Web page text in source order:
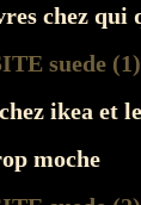
chez qui
ikea et
moche